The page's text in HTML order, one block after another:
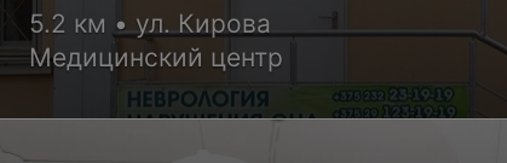
5.2 км • ул. Кирова
Медицинский центр